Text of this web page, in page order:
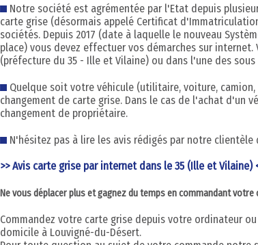
Notre société est agrémentée par l'Etat depuis
carte grise (désormais appelé Certificat
sociétés. Depuis 2017 (date à laquelle le nouveau
place) vous devez effectuer vos démarches sur internet.
(préfecture du 35 - Ille et Vilaine) ou dans l'une des
Quelque soit votre véhicule (utilitaire, voiture,
changement de carte grise. Dans le cas de l'achat d'un
changement de propriétaire.
N'hésitez pas à lire les avis rédigés par notre clientèle
>> Avis carte grise par internet dans le 35 (Ille et Vilaine)
Ne vous déplacer plus et gagnez du temps en commandant
Commandez votre carte grise depuis votre ordinateur
domicile à Louvigné-du-Désert.